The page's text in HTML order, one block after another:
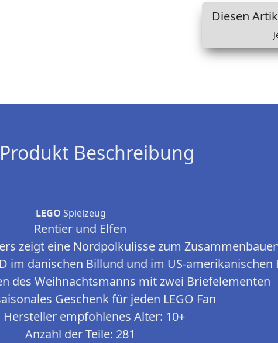
Diesen
Beschreibung
LEGO Spielzeug
Rentier und Elfen
zeigt eine Nordpolkulisse zum
im dänischen Billund und im US-amerikanischen
des Weihnachtsmanns mit zwei Briefelementen
Geschenk für jeden LEGO Fan
Hersteller empfohlenes Alter: 10+
Anzahl der Teile: 281